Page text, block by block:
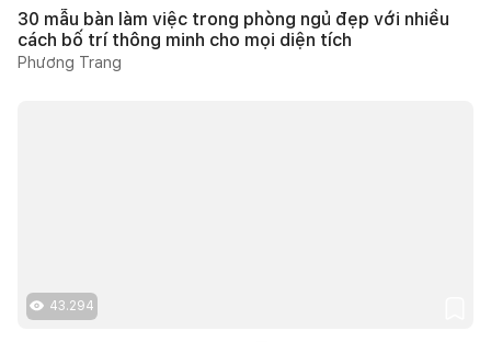
30 mẫu bàn làm việc trong phòng ngủ đẹp với nhiều
cách bố trí thông minh cho mọi diện tích
Phương Trang
43.294